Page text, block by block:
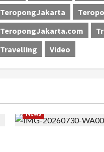
TeropongJakarta
TeropongJakarta.com
Travelling
Video
News